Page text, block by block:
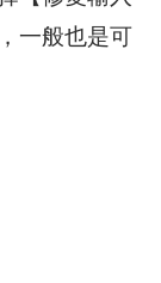
一般也是可